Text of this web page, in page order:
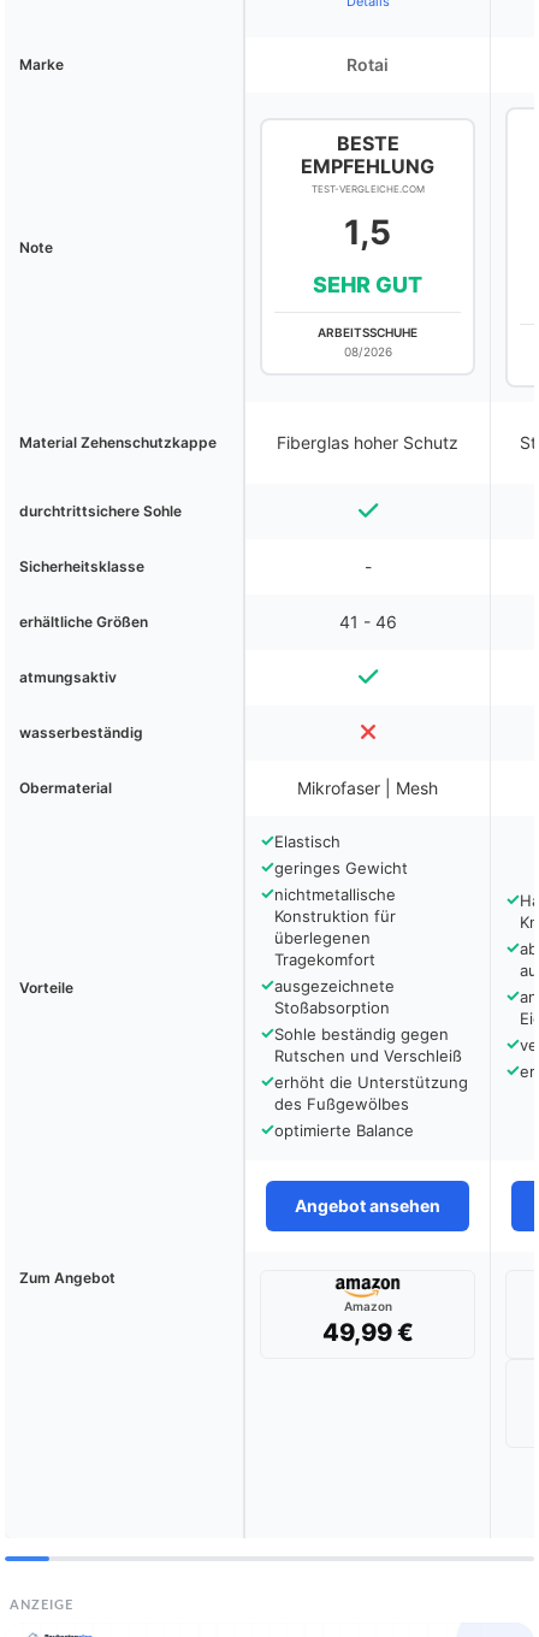
Marke Rotai
Note
BESTE
EMPFEHLUNG
TEST-VERGLEICHE.COM
1,5
SEHR GUT
ARBEITSSCHUHE
08/2026
Material Zehenschutzkappe Fiberglas hoher Schutz
durchtrittsichere Sohle
Sicherheitsklasse -
erhältliche Größen 41 - 46
atmungsaktiv
wasserbeständig
Obermaterial Mikrofaser | Mesh
Vorteile
✓Elastisch
✓geringes Gewicht
✓nichtmetallische
Konstruktion für
überlegenen
Tragekomfort
✓ausgezeichnete
Stoßabsorption
✓Sohle beständig gegen
Rutschen und Verschleiß
✓erhöht die Unterstützung
des Fußgewölbes
✓optimierte Balance
✓
✓
✓
✓
✓
Angebot ansehen
Zum Angebot
Amazon
49,99 €
ANZEIGE